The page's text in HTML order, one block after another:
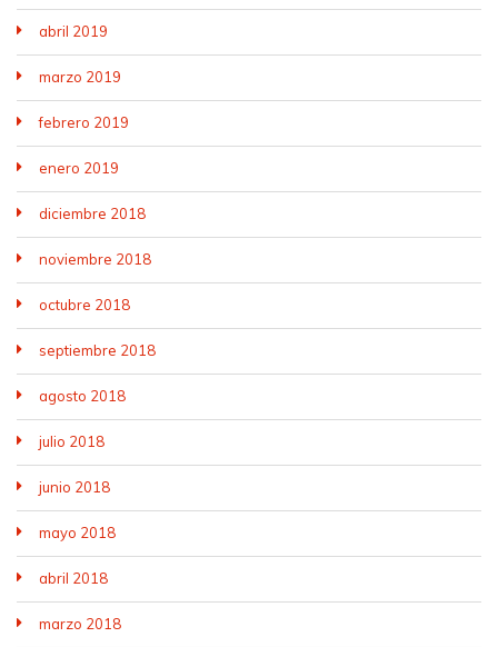
abril 2019
marzo 2019
febrero 2019
enero 2019
diciembre 2018
noviembre 2018
octubre 2018
septiembre 2018
agosto 2018
julio 2018
junio 2018
mayo 2018
abril 2018
marzo 2018